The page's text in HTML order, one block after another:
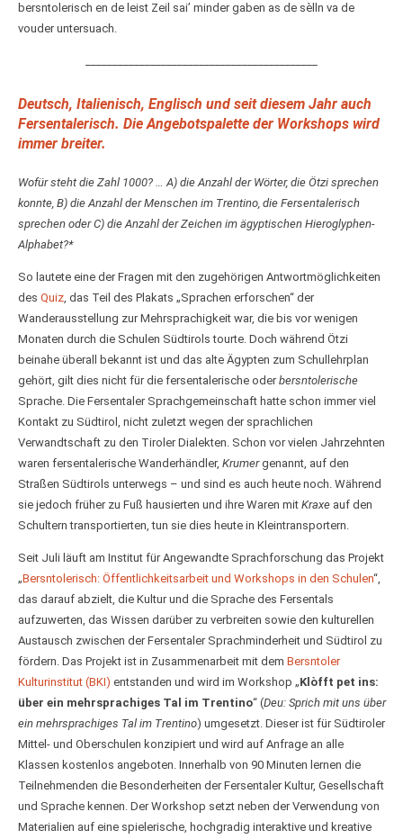
bersntolerisch en de leist Zeil sai’ minder gaben as de sèlln va de
vouder untersuach.
Deutsch, Italienisch, Englisch und seit diesem Jahr auch
Fersentalerisch. Die Angebotspalette der Workshops wird
immer breiter.
Wofür steht die Zahl 1000? … A) die Anzahl der Wörter, die Ötzi sprechen
konnte, B) die Anzahl der Menschen im Trentino, die Fersentalerisch
sprechen oder C) die Anzahl der Zeichen im ägyptischen Hieroglyphen-
Alphabet?*
So lautete eine der Fragen mit den zugehörigen Antwortmöglichkeiten
des Quiz, das Teil des Plakats „Sprachen erforschen“ der
Wanderausstellung zur Mehrsprachigkeit war, die bis vor wenigen
Monaten durch die Schulen Südtirols tourte. Doch während Ötzi
beinahe überall bekannt ist und das alte Ägypten zum Schullehrplan
gehört, gilt dies nicht für die fersentalerische oderbersntolerische
Sprache. Die Fersentaler Sprachgemeinschaft hatte schon immer viel
Kontakt zu Südtirol, nicht zuletzt wegen der sprachlichen
Verwandtschaft zu den Tiroler Dialekten. Schon vor vielen Jahrzehnten
waren fersentalerische Wanderhändler, Krumergenannt, auf den
Straßen Südtirols unterwegs – und sind es auch heute noch. Während
sie jedoch früher zu Fuß hausierten und ihre Waren mit Kraxeauf den
Schultern transportierten, tun sie dies heute in Kleintransportern.
Seit Juli läuft am Institut für Angewandte Sprachforschung das Projekt
„Bersntolerisch: Öffentlichkeitsarbeit und Workshops in den Schulen“,
das darauf abzielt, die Kultur und die Sprache des Fersentals
aufzuwerten, das Wissen darüber zu verbreiten sowie den kulturellen
Austausch zwischen der Fersentaler Sprachminderheit und Südtirol zu
fördern. Das Projekt ist in Zusammenarbeit mit dem Bersntoler
Kulturinstitut (BKI) entstanden und wird im Workshop „Klòfft pet ins:
über ein mehrsprachiges Tal im Trentino“ (Deu: Sprich mit uns über
ein mehrsprachiges Tal im Trentino) umgesetzt. Dieser ist für Südtiroler
Mittel- und Oberschulen konzipiert und wird auf Anfrage an alle
Klassen kostenlos angeboten. Innerhalb von 90 Minuten lernen die
Teilnehmenden die Besonderheiten der Fersentaler Kultur, Gesellschaft
und Sprache kennen. Der Workshop setzt neben der Verwendung von
Materialien auf eine spielerische, hochgradig interaktive und kreative